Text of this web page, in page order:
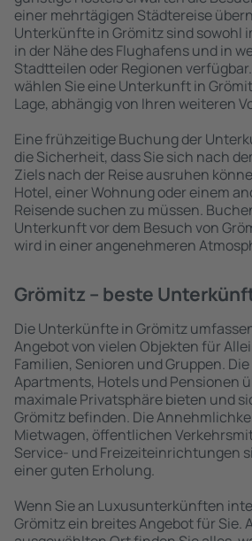
einer mehrtägigen Städtereise
Unterkünfte in Grömitz sind sowohl
in der Nähe des Flughafens und in
Stadtteilen oder Regionen
wählen Sie eine Unterkunft in
Lage, abhängig von Ihren weiteren
Eine frühzeitige Buchung der
die Sicherheit, dass Sie sich nach
Ziels nach der Reise ausruhen
Hotel, einer Wohnung oder einem
Reisende suchen zu müssen.
Unterkunft vor dem Besuch von
wird in einer angenehmeren
Grömitz – beste
Die Unterkünfte in Grömitz
Angebot von vielen Objekten für
Familien, Senioren und Gruppen.
Apartments, Hotels und Pensionen
maximale Privatsphäre bieten und
Grömitz befinden. Die
Mietwagen, öffentlichen
Service- und Freizeiteinrichtungen
einer guten Erholung.
Wenn Sie an Luxusunterkünften
Grömitz ein breites Angebot für Sie.